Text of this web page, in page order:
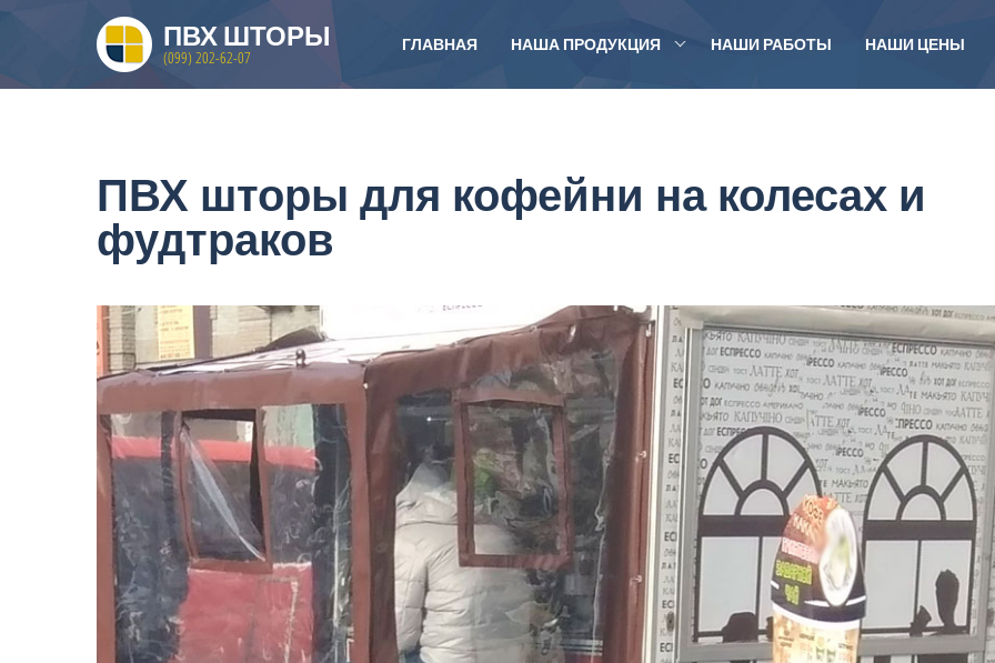
ПВХ ШТОРЫ
(099) 202-62-07
ГЛАВНАЯ НАША ПРОДУКЦИЯ НАШИ РАБОТЫ НАШИ ЦЕНЫ
ПВХ шторы для кофейни на колесах и
фудтраков